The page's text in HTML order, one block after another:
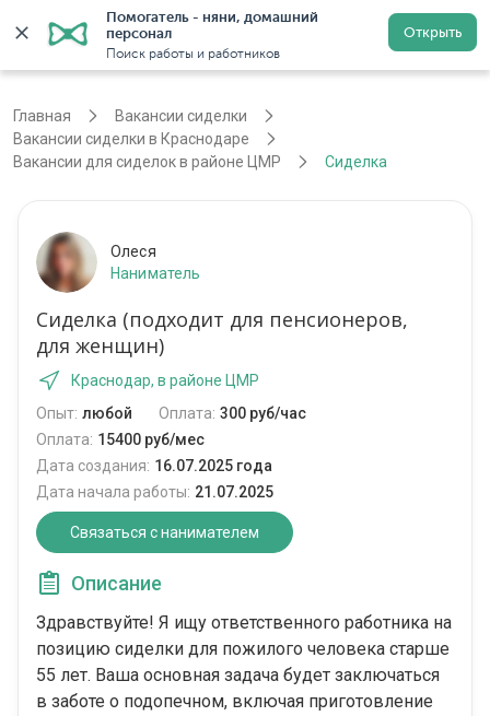
Помогатель - няни, домашний
персонал
Поиск работы и работников
Открыть
Краснодар Регистрация
Главная
Вакансии сиделки
Вакансии сиделки в Краснодаре
Вакансии для сиделок в районе ЦМР
Сиделка
Олеся
Наниматель
Сиделка (подходит для пенсионеров,
для женщин)
Краснодар, в районе ЦМР
Опыт: любой Оплата: 300 руб/час
Оплата: 15400 руб/мес
Дата создания: 16.07.2025 года
Дата начала работы: 21.07.2025
Связаться с нанимателем
Описание
Здравствуйте! Я ищу ответственного работника на
позицию сиделки для пожилого человека старше
55 лет. Ваша основная задача будет заключаться
в заботе о подопечном, включая приготовление